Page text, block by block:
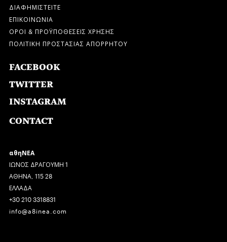
ΔΙΑΦΗΜΙΣΤΕΙΤΕ
ΕΠΙΚΟΙΝΩΝΙΑ
ΟΡΟΙ & ΠΡΟΫΠΟΘΕΣΕΙΣ ΧΡΗΣΗΣ
ΠΟΛΙΤΙΚΗ ΠΡΟΣΤΑΣΙΑΣ ΑΠΟΡΡΗΤΟΥ
FACEBOOK
TWITTER
INSTAGRAM
CONTACT
αθηΝΕΑ
ΙΩΝΟΣ ΔΡΑΓΟΥΜΗ 1
ΑΘΗΝΑ, 115 28
ΕΛΛΑΔΑ
+30 210 3318831
info@a8inea.com